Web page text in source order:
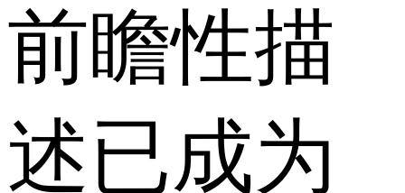
前瞻性描
述已成为